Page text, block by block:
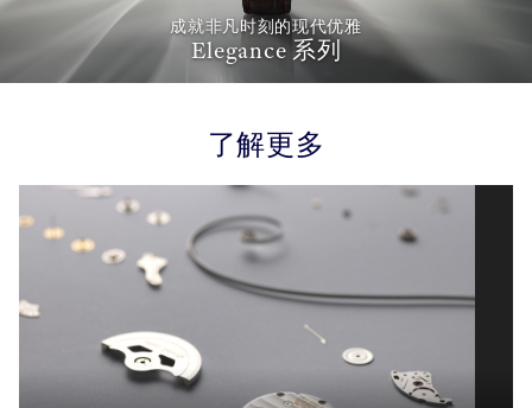
成就非凡时刻的现代优雅
Elegance 系列
了解更多